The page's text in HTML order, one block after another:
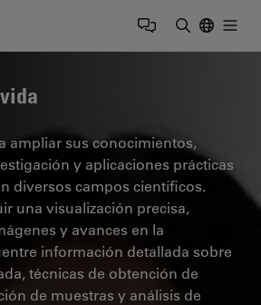
ampliar sus conocimientos,
y aplicaciones prácticas
diversos campos científicos.
una visualización precisa,
y avances en la
información detallada sobre
técnicas de obtención de
de muestras y análisis de